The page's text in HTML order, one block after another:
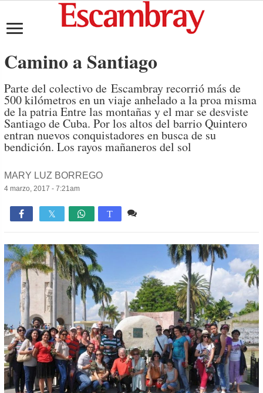
Camino a Santiago
Parte del colectivo de Escambray recorrió más de
500 kilómetros en un viaje anhelado a la proa misma
de la patria Entre las montañas y el mar se desviste
Santiago de Cuba. Por los altos del barrio Quintero
entran nuevos conquistadores en busca de su
bendición. Los rayos mañaneros del sol
MARY LUZ BORREGO
4 marzo, 2017 - 7:21am
 T